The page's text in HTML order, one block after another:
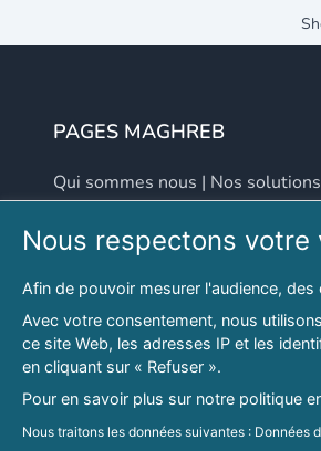
PAGES MAGHREB
Qui sommes nous | Nos
Adresse
46 LOT. PETITE PROVENCE SIDI
Hydra, Alger (16), Algérie
© 2026 PAGESMAGHREB.COM. ALL
Nous respectons votre
Afin de pouvoir mesurer l'audience,
Avec votre consentement, nous
ce site Web, les adresses IP et les
en cliquant sur « Refuser ».
Pour en savoir plus sur notre politique
Nous traitons les données suivantes :